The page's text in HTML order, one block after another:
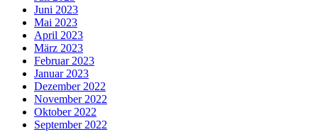
Juni 2023
Mai 2023
April 2023
März 2023
Februar 2023
Januar 2023
Dezember 2022
November 2022
Oktober 2022
September 2022